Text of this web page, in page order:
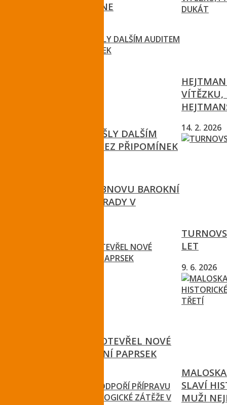
ODPADOVÉHO DNE
LESY KRNAP PROŠLY DALŠÍM
AUDITEM FSC® BEZ PŘIPOMÍNEK
KRAJ PODPOŘÍ OBNOVU BAROKNÍ
TERASOVITÉ ZAHRADY V
LIBERECKÝ KRAJ OTEVŘEL NOVÉ
SOCIÁLNÍ ZAŘÍZENÍ PAPRSEK
VÍTĚZKU,
14. 2. 2026
LET
9. 6. 2026
SLAVÍ
MUŽI